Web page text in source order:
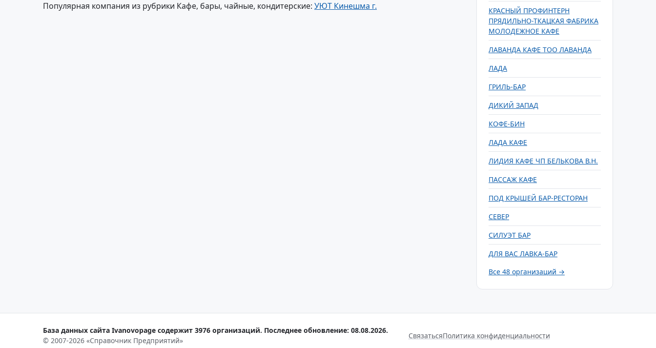
Популярная компания из рубрики Кафе, бары, чайные, кондитерские: УЮТ Кинешма г.
КРАСНЫЙ ПРОФИНТЕРН
ПРЯДИЛЬНО-ТКАЦКАЯ ФАБРИКА
МОЛОДЕЖНОЕ КАФЕ
ЛАВАНДА КАФЕ ТОО ЛАВАНДА
ЛАДА
ГРИЛЬ-БАР
ДИКИЙ ЗАПАД
КОФЕ-БИН
ЛАДА КАФЕ
ЛИДИЯ КАФЕ ЧП БЕЛЬКОВА В.Н.
ПАССАЖ КАФЕ
ПОД КРЫШЕЙ БАР-РЕСТОРАН
СЕВЕР
СИЛУЭТ БАР
ДЛЯ ВАС ЛАВКА-БАР
Все 48 организаций →
База данных сайта Ivanovopage содержит 3976 организаций. Последнее обновление: 08.08.2026.
© 2007-2026 «Справочник Предприятий»
СвязатьсяПолитика конфиденциальности